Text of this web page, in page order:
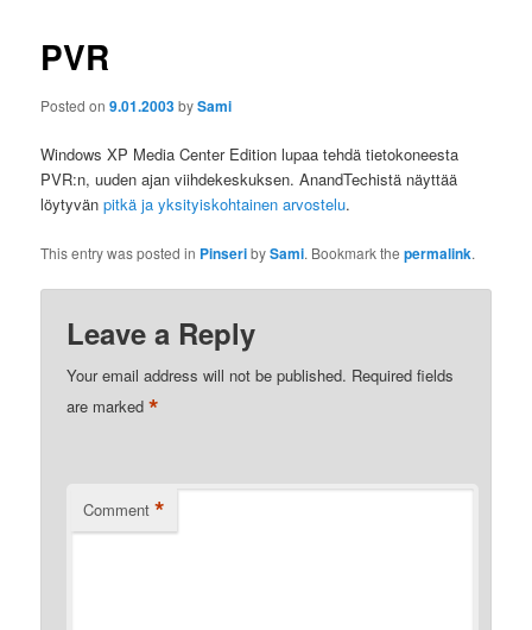
PVR
Posted on9.01.2003bySami
Windows XP Media Center Edition lupaa tehdä tietokoneesta
PVR:n, uuden ajan viihdekeskuksen. AnandTechistä näyttää
löytyvänpitkä ja yksityiskohtainen arvostelu.
This entry was posted in PinseribySami. Bookmark thepermalink.
Leave a Reply
Your email address will not be published. Required fields
are marked*
Comment *